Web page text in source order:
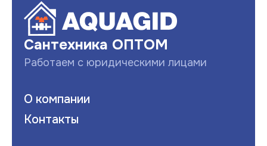
Сантехника ОПТОМ
Работаем с юридическими лицами
О компании
Контакты